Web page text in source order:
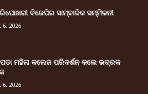
ବିଜେପିର ସାମ୍ବାଦିକ ସମ୍ମିଳନୀ
2026
ମହିଳା କଲେଜ ପରିଦର୍ଶନ କଲେ ଭଦ୍ରକ
2026